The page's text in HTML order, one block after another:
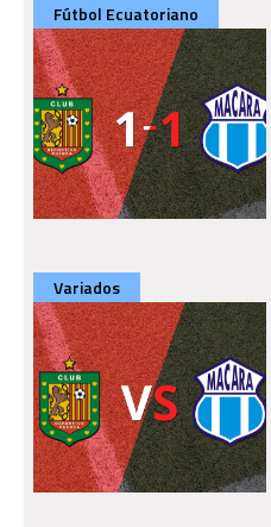
Fútbol Ecuatoriano
Variados